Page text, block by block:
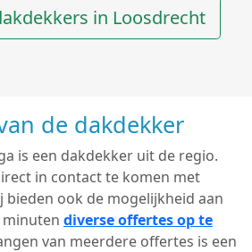
in Loosdrecht
de dakdekker
is een dakdekker uit de regio.
in contact te komen met
bieden ook de mogelijkheid aan
diverse offertes op te
van meerdere offertes is een